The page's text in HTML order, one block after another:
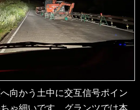
向かう土中に交互信号ポイン
ゃ細いです。グランツでは本